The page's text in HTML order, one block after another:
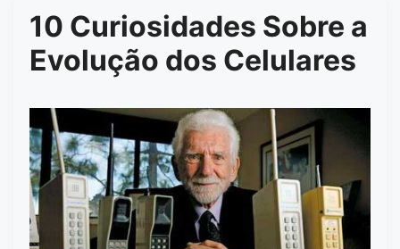
10 Curiosidades Sobre a
Evolução dos Celulares